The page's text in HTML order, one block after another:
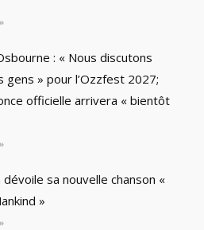
: « Nous discutons
gens » pour l’Ozzfest 2027;
officielle arrivera « bientôt
sa nouvelle chanson «
»